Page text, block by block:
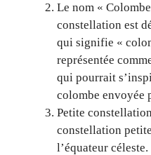
Le nom «
constellation est
qui signifie «
représentée
qui pourrait
colombe envoyée
Petite
constellation
l’équateur